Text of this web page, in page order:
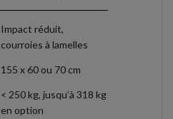
Impact réduit,
courroies à lamelles
155 x 60 ou 70 cm
< 250 kg, jusqu’à 318 kg
en option